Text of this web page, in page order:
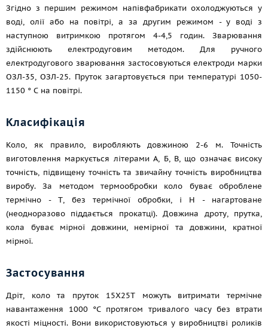
Згідно з першим режимом напівфабрикати охолоджуються у
воді, олії або на повітрі, а за другим режимом - у воді з
наступною витримкою протягом 4-4,5 годин. Зварювання
здійснюють електродуговим методом. Для ручного
електродугового зварювання застосовуються електроди марки
ОЗЛ-35, ОЗЛ-25. Пруток загартовується при температурі 1050-
1150 ° С на повітрі.
Класифікація
Коло, як правило, виробляють довжиною 2-6 м. Точність
виготовлення маркується літерами А, Б, В, що означає високу
точність, підвищену точність та звичайну точність виробництва
виробу. За методом термообробки коло буває оброблене
термічно - Т, без термічної обробки, і Н - нагартоване
(неодноразово піддається прокатці). Довжина дроту, прутка,
кола буває мірної довжини, немірної та довжини, кратної
мірної.
Застосування
Дріт, коло та пруток 15Х25Т можуть витримати термічне
навантаження 1000 °C протягом тривалого часу без втрати
якості міцності. Вони використовуються у виробництві роликів